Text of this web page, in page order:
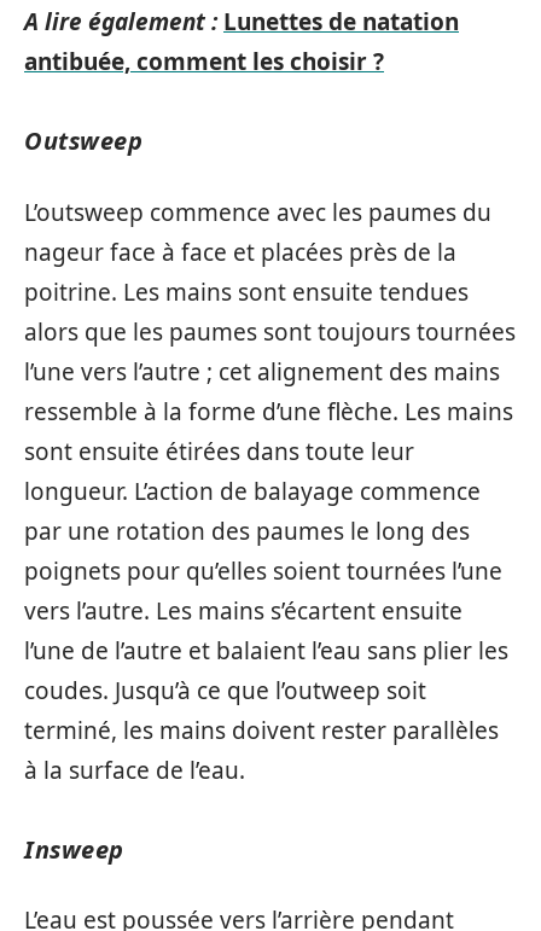
A lire également : Lunettes de natation
antibuée, comment les choisir ?
Outsweep
L’outsweep commence avec les paumes du
nageur face à face et placées près de la
poitrine. Les mains sont ensuite tendues
alors que les paumes sont toujours tournées
l’une vers l’autre ; cet alignement des mains
ressemble à la forme d’une flèche. Les mains
sont ensuite étirées dans toute leur
longueur. L’action de balayage commence
par une rotation des paumes le long des
poignets pour qu’elles soient tournées l’une
vers l’autre. Les mains s’écartent ensuite
l’une de l’autre et balaient l’eau sans plier les
coudes. Jusqu’à ce que l’outweep soit
terminé, les mains doivent rester parallèles
à la surface de l’eau.
Insweep
L’eau est poussée vers l’arrière pendant